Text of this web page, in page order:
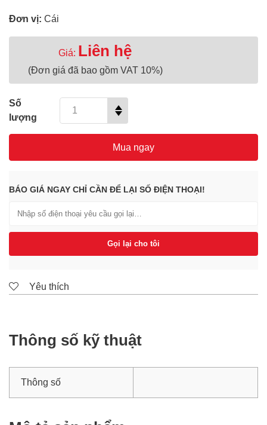
Đơn vị: Cái
Giá: Liên hệ
(Đơn giá đã bao gồm VAT 10%)
Số
lượng
Mua ngay
BÁO GIÁ NGAY CHỈ CẦN ĐỂ LẠI SỐ ĐIỆN THOẠI!
Gọi lại cho tôi
Yêu thích
Thông số kỹ thuật
Thông số